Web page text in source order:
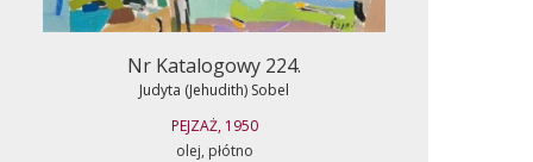
Nr Katalogowy 224.
Judyta (Jehudith) Sobel
PEJZAŻ, 1950
olej, płótno